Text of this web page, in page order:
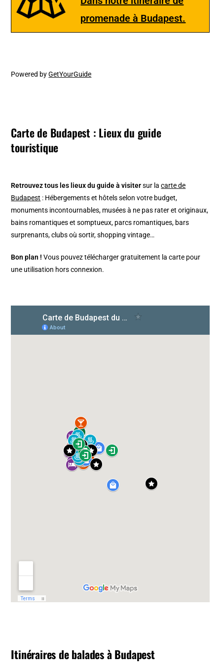
promenade à Budapest.
Powered byGetYourGuide
Carte de Budapest : Lieux du guide
touristique
Retrouvez tous les lieux du guide à visitersur lacarte de
Budapest : Hébergements et hôtels selon votre budget,
monuments incontournables, musées à ne pas rater et originaux,
bains romantiques et somptueux, parcs romantiques, bars
surprenants, clubs où sortir, shopping vintage…
Bon plan ! Vous pouvez télécharger gratuitement la carte pour
une utilisation hors connexion.
Itinéraires de balades à Budapest